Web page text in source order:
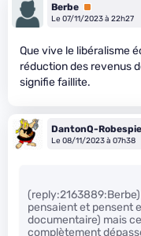
Berbe Premium
Le 07/11/2023 à 22h27
Que vive le libéralisme
réduction des revenus
signifie faillite.
DantonQ-
Le 08/11/2023 à 07h38
pensaient et pensent
documentaire) mais
complètement